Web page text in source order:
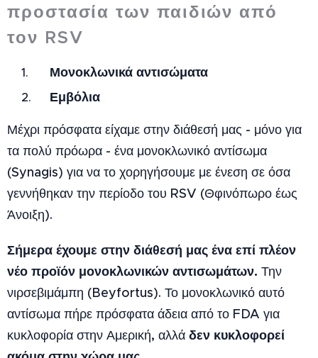
προστασία των παιδιών από
τον RSV
Μονοκλωνικά αντισώματα
Εμβόλια
Μέχρι πρόσφατα είχαμε στην διάθεσή μας - μόνο για
τα πολύ πρόωρα - ένα μονοκλωνικό αντίσωμα
(Synagis) για να το χορηγήσουμε με ένεση σε όσα
γεννήθηκαν την περίοδο του RSV (Θφινόπωρο έως
Άνοιξη).
Σήμερα έχουμε στην διάθεσή μας ένα επί πλέον
νέο προϊόν μονοκλωνικών αντισωμάτων. Την
νιρσεβιμάμπη (Beyfortus). Το μονοκλωνικό αυτό
αντίσωμα πήρε πρόσφατα άδεια από το FDA για
κυκλοφορία στην Αμερική, αλλά δεν κυκλοφορεί